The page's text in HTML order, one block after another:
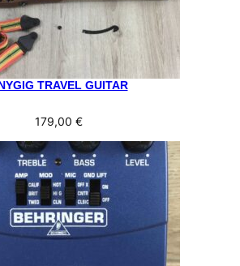
TRAVEL GUITAR
179,00 €